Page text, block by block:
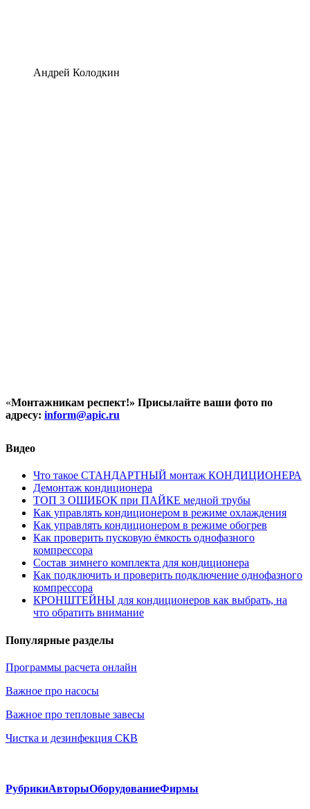
Андрей Колодкин
«Монтажникам респект!» Присылайте ваши фото по
адресу: inform@apic.ru
Видео
Что такое СТАНДАРТНЫЙ монтаж КОНДИЦИОНЕРА
Демонтаж кондиционера
ТОП 3 ОШИБОК при ПАЙКЕ медной трубы
Как управлять кондиционером в режиме охлаждения
Как управлять кондиционером в режиме обогрев
Как проверить пусковую ёмкость однофазного
компрессора
Состав зимнего комплекта для кондиционера
Как подключить и проверить подключение однофазного
компрессора
КРОНШТЕЙНЫ для кондиционеров как выбрать, на
что обратить внимание
Популярные разделы
Программы расчета онлайн
Важное про насосы
Важное про тепловые завесы
Чистка и дезинфекция СКВ
РубрикиАвторыОборудованиеФирмы